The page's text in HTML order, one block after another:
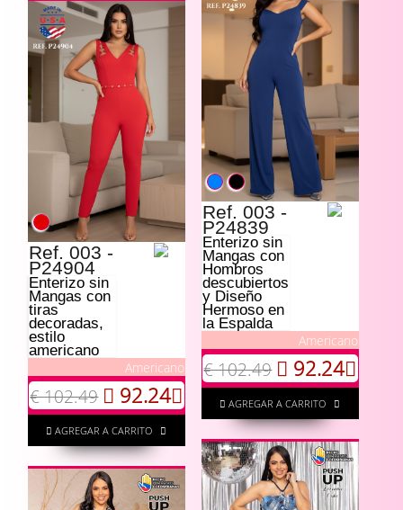
Ref. 003 -
P24839
Enterizo sin
Mangas con
Hombros
descubiertos
y Diseño
Hermoso en
la Espalda
Americano
€ 102.49 92.24
AGREGAR A CARRITO
Ref. 003 -
P24904
Enterizo sin
Mangas con
tiras
decoradas,
estilo
americano
Americano
€ 102.49 92.24
AGREGAR A CARRITO